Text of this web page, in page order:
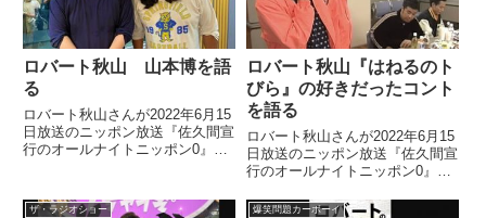
ロバート秋山 山本博を語
る
ロバート秋山さんが2022年6月15
日放送のニッポン放送『佐久間宣
行のオールナイトニッポン0』で
ロバート秋山『はねるのト
びら』の好きだったコント
を語る
ロバート秋山さんが2022年6月15
日放送のニッポン放送『佐久間宣
行のオールナイトニッポン0』で
ら』について話していました。
ザ・ラジオショー 爆笑問題カーボーイ